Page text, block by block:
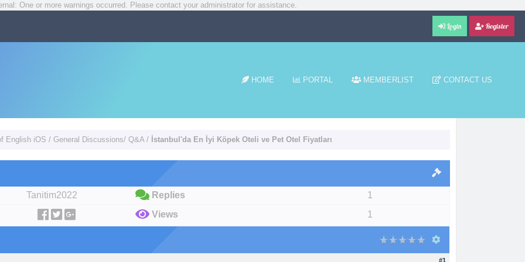
One or more warnings occurred. Please contact your administrator for assistance.
Login Register
HOME PORTAL MEMBERLIST CONTACT US
English iOS / General Discussions/ Q&A / İstanbul'da En İyi Köpek Oteli ve Pet Otel Fiyatları
Tanitim2022 Replies
1
Views 1
#1